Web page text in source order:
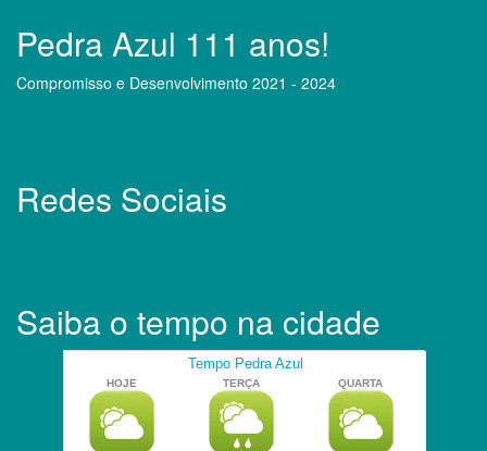
Pedra Azul 111 anos!
Compromisso e Desenvolvimento 2021 - 2024
Redes Sociais
Saiba o tempo na cidade